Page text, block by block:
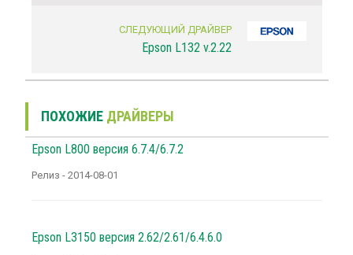
СЛЕДУЮЩИЙ ДРАЙВЕР
Epson L132 v.2.22
ПОХОЖИЕ ДРАЙВЕРЫ
Epson L800 версия 6.7.4/6.7.2
Релиз - 2014-08-01
Epson L3150 версия 2.62/2.61/6.4.6.0